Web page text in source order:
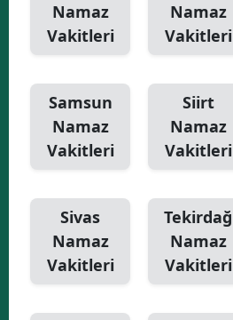
Namaz
Vakitleri
Namaz
Vakitleri
Samsun
Namaz
Vakitleri
Siirt
Namaz
Vakitleri
Sivas
Namaz
Vakitleri
Tekirdağ
Namaz
Vakitleri